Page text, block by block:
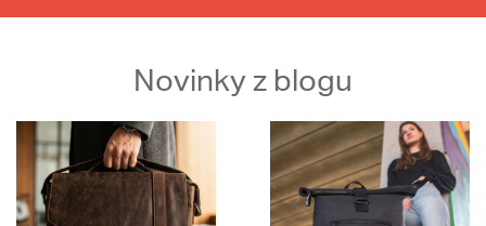
Novinky z blogu